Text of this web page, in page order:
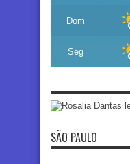
Dom
Seg
SÃO PAULO